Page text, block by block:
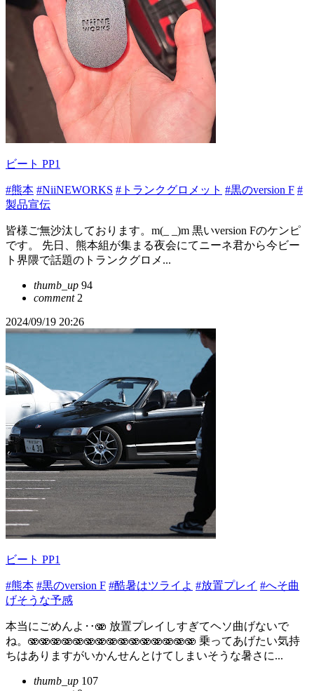
ビート PP1
#熊本 #NiiNEWORKS #トランクグロメット #黒のversion F #
製品宣伝
皆様ご無沙汰しております。m(_ _)m 黒いversion Fのケンピ
です。 先日、熊本組が集まる夜会にてニーネ君から今ビー
ト界隈で話題のトランクグロメ...
thumb_up 94
comment2
2024/09/19 20:26
ビート PP1
#熊本 #黒のversion F #酷暑はツライよ #放置プレイ #へそ曲
げそうな予感
本当にごめんよ‥🫨 放置プレイしすぎてヘソ曲げないで
ね。🫨🫨🫨🫨🫨🫨🫨🫨🫨🫨🫨🫨🫨🫨🫨 乗ってあげたい気持
ちはありますがいかんせんとけてしまいそうな暑さに...
thumb_up 107